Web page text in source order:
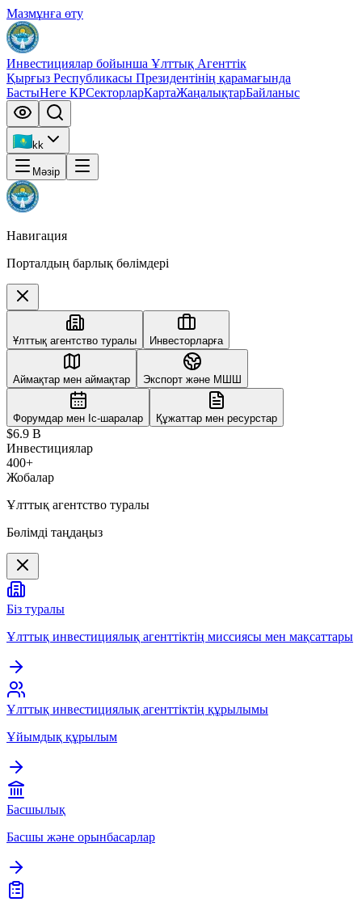
Мазмұнға өту
Инвестициялар бойынша Ұлттық Агенттік
Қырғыз Республикасы Президентінің қарамағында
БастыНеге КРСекторларКартаЖаңалықтарБайланыс
kk
Мәзір
Навигация
Порталдың барлық бөлімдері
Ұлттық агентство туралы Инвесторларға
Аймақтар мен аймақтар Экспорт және МШШ
Форумдар мен Іс-шаралар Құжаттар мен ресурстар
$6.9 B
Инвестициялар
400+
Жобалар
Ұлттық агентство туралы
Бөлімді таңдаңыз
Біз туралы
Ұлттық инвестициялық агенттіктің миссиясы мен мақсаттары
Ұлттық инвестициялық агенттіктің құрылымы
Ұйымдық құрылым
Басшылық
Басшы және орынбасарлар